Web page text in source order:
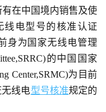
有在中国境内销售及使
线电型号的核准认证
身为国家无线电管理
的中国国家
Center,SRMC)为目前
线电型号核准规定的